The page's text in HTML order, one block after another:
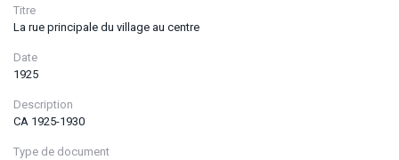
Titre
La rue principale du village au centre
Date
1925
Description
CA 1925-1930
Type de document